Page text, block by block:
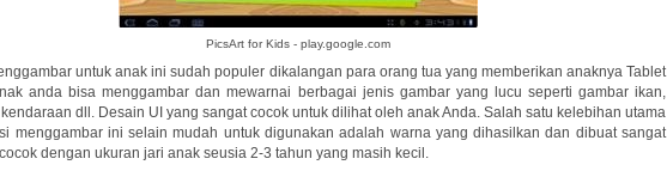
PicsArt for Kids - play.google.com
untuk anak ini sudah populer dikalangan para orang tua yang memberikan anaknya Tablet
anda bisa menggambar dan mewarnai berbagai jenis gambar yang lucu seperti gambar ikan,
dll. Desain UI yang sangat cocok untuk dilihat oleh anak Anda. Salah satu kelebihan utama
menggambar ini selain mudah untuk digunakan adalah warna yang dihasilkan dan dibuat sangat
dengan ukuran jari anak seusia 2-3 tahun yang masih kecil.